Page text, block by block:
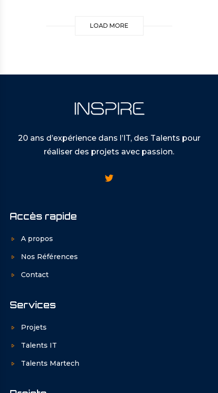
LOAD MORE
20 ans d’expérience dans l’IT, des Talents pour
réaliser des projets avec passion.
Accès rapide
A propos
Nos Références
Contact
Services
Projets
Talents IT
Talents Martech